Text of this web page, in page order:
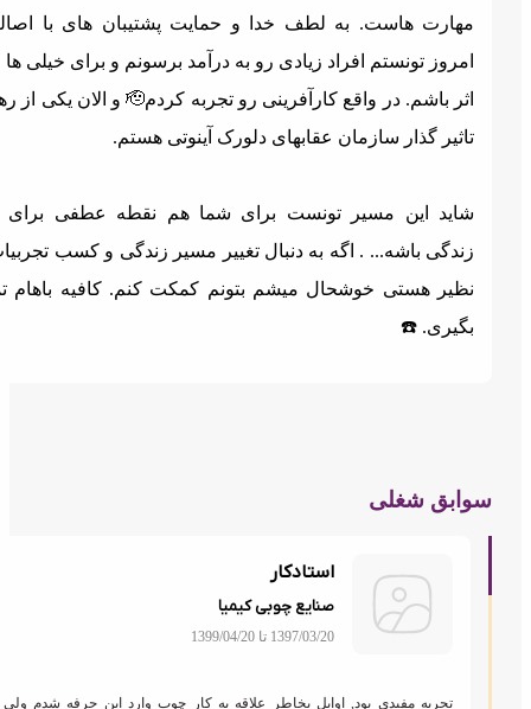
هاست. به لطف خدا و حمایت پشتیبان های با اصالتم تا
تونستم افراد زیادی رو به درآمد برسونم و برای خیلی ها منشا
اثر باشم. در واقع کارآفرینی رو تجربه کردم🫡 و الان یکی از رهبران
گذار سازمان عقابهای دلورک آینوتی هستم.
این مسیر تونست برای شما هم نقطه عطفی برای تغییر
باشه... . اگه به دنبال تغییر مسیر زندگی و کسب تجربیات بی
هستی خوشحال میشم بتونم کمکت کنم. کافیه باهام تماس
☎️
شغلی
استادکار
صنایع چوبی کیمیا
1397/03/20 تا 1399/04/20
تجربه مفیدی بود, اوایل بخاطر علاقه به کار چوب وارد این حرفه شدم ولی بعد از